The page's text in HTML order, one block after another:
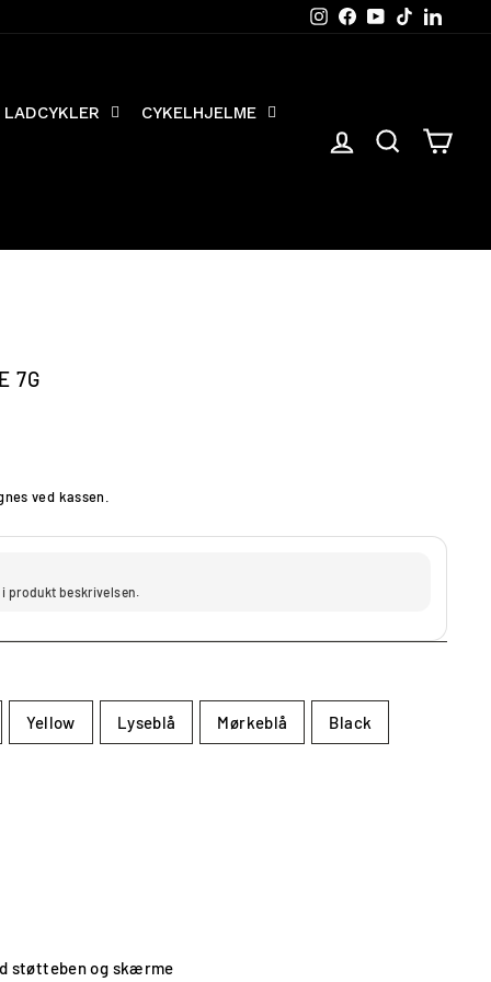
InstagramFacebookYouTube
TikTok
LADCYKLER CYKELHJELME
LOG INDSØG
7G
ved kassen.
produkt beskrivelsen.
Yellow Lyseblå Mørkeblå Black
støtteben og skærme